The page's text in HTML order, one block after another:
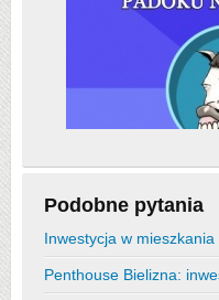
Podobne pytania
Inwestycja w
Penthouse Bielizna: